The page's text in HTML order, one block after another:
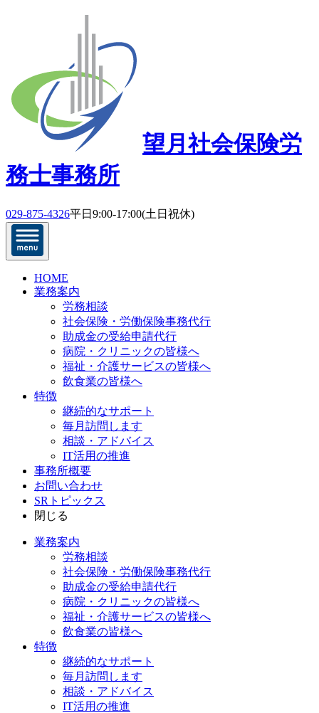
望月社会保険労
務士事務所
029-875-4326平日9:00-17:00(土日祝休)
HOME
業務案内
労務相談
社会保険・労働保険事務代行
助成金の受給申請代行
病院・クリニックの皆様へ
福祉・介護サービスの皆様へ
飲食業の皆様へ
特徴
継続的なサポート
毎月訪問します
相談・アドバイス
IT活用の推進
事務所概要
お問い合わせ
SRトピックス
閉じる
業務案内
労務相談
社会保険・労働保険事務代行
助成金の受給申請代行
病院・クリニックの皆様へ
福祉・介護サービスの皆様へ
飲食業の皆様へ
特徴
継続的なサポート
毎月訪問します
相談・アドバイス
IT活用の推進